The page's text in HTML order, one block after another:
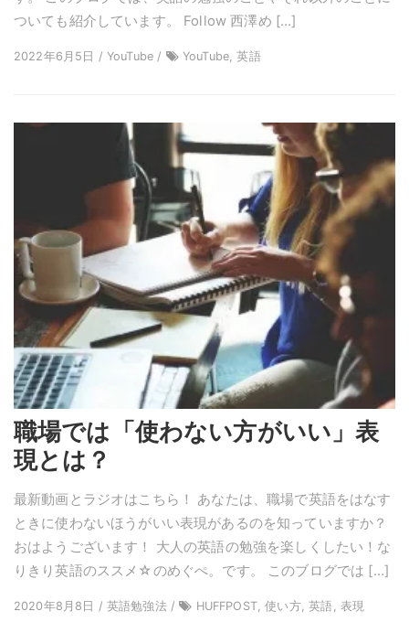
ついても紹介しています。 Follow 西澤め […]
2022年6月5日 / YouTube / YouTube, 英語
職場では「使わない方がいい」表
現とは？
最新動画とラジオはこちら！ あなたは、職場で英語をはなす
ときに使わないほうがいい表現があるのを知っていますか？
おはようございます！ 大人の英語の勉強を楽しくしたい！な
りきり英語のススメ☆のめぐぺ。です。 このブログでは […]
2020年8月8日 / 英語勉強法 / HUFFPOST, 使い方, 英語, 表現